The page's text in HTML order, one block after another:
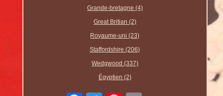
Grande-bretagne (4)
Great Britian (2)
Royaume-uni (23)
Staffordshire (206)
Wedgwood (337)
Égyptien (2)